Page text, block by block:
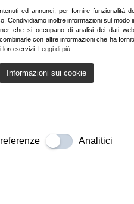
Web Marketing Milano
e Bellezza
Tutti i diritti riservati.
ed annunci, per fornire funzionalità
Condividiamo inoltre informazioni sul modo
che si occupano di analisi dei dati
con altre informazioni che ha
loro servizi. Leggi di più
Informazioni sui cookie
Analitici